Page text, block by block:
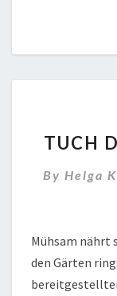
TUCH
By Helga
Mühsam nährt
den Gärten